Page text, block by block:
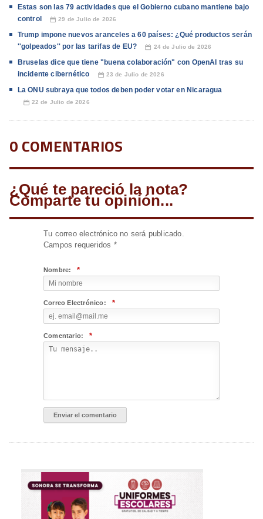
Estas son las 79 actividades que el Gobierno cubano mantiene bajo
control
📅 29 de Julio de 2026
Trump impone nuevos aranceles a 60 países: ¿Qué productos serán
''golpeados'' por las tarifas de EU?
📅 24 de Julio de 2026
Bruselas dice que tiene "buena colaboración" con OpenAI tras su
incidente cibernético
📅 23 de Julio de 2026
La ONU subraya que todos deben poder votar en Nicaragua
📅 22 de Julio de 2026
0 COMENTARIOS
¿Qué te pareció la nota?
Comparte tu opinión...
Tu correo electrónico no será publicado.
Campos requeridos *
Nombre: *
Correo Electrónico: *
Comentario: *